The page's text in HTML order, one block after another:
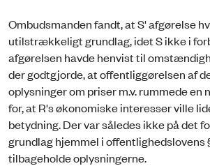
Ombudsmanden fandt, at S' afgørelse
utilstrækkeligt grundlag, idet S ikke i
afgørelsen havde henvist til
der godtgjorde, at offentliggørelsen af
oplysninger om priser m.v. rummede
for, at R's økonomiske interesser ville
betydning. Der var således ikke på det
grundlag hjemmel i offentlighedslovens §
tilbageholde oplysningerne.